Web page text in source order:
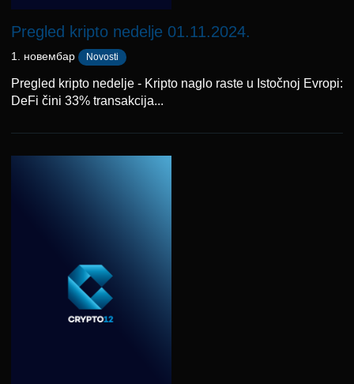
Pregled kripto nedelje 01.11.2024.
1. новембар Novosti
Pregled kripto nedelje - Kripto naglo raste u Istočnoj Evropi:
DeFi čini 33% transakcija...